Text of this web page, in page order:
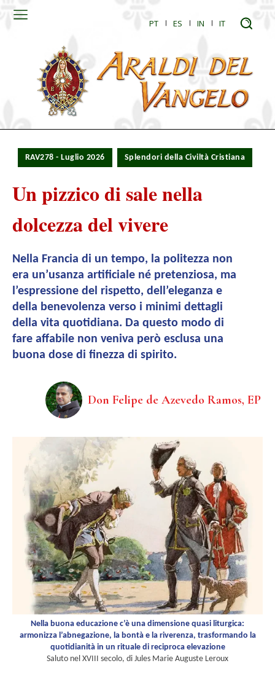
PT ES IN IT
RAV278 - Luglio 2026 Splendori della Civiltà Cristiana
Un pizzico di sale nella
dolcezza del vivere
Nella Francia di un tempo, la politezza non
era un’usanza artificiale né pretenziosa, ma
l’espressione del rispetto, dell’eleganza e
della benevolenza verso i minimi dettagli
della vita quotidiana. Da questo modo di
fare affabile non veniva però esclusa una
buona dose di finezza di spirito.
Don Felipe de Azevedo Ramos, EP
Nella buona educazione c’è una dimensione quasi liturgica:
armonizza l’abnegazione, la bontà e la riverenza, trasformando la
quotidianità in un rituale di reciproca elevazione
Saluto nel XVIII secolo, di Jules Marie Auguste Leroux